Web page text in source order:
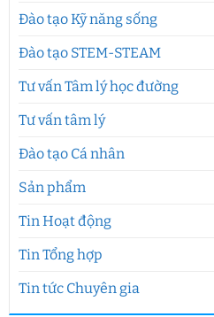
Đào tạo Kỹ năng sống
Đào tạo STEM-STEAM
Tư vấn Tâm lý học đường
Tư vấn tâm lý
Đào tạo Cá nhân
Sản phẩm
Tin Hoạt động
Tin Tổng hợp
Tin tức Chuyên gia